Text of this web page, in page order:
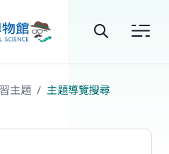
站
尋
主題 主題導覽搜尋